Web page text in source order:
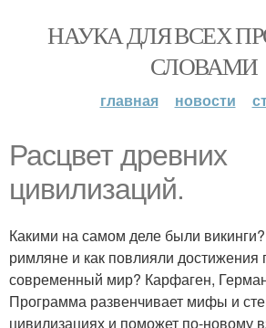
НАУКА ДЛЯ ВСЕХ
СЛОВАМИ
главная новости
Расцвет древних
цивилизаций.
Какими на самом деле были
римляне и как повлияли достижения
современный мир? Карфаген,
Программа развенчивает мифы и
цивилизациях и поможет по-новому